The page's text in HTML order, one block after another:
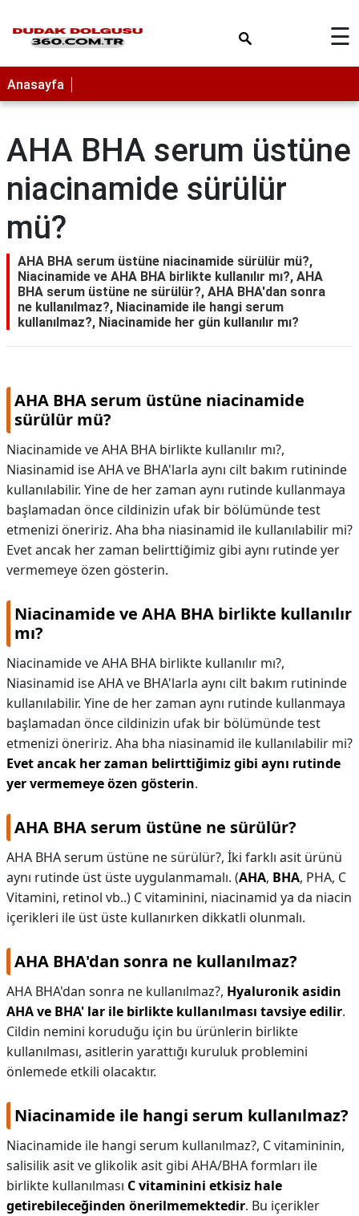
☰
Anasayfa
AHA BHA serum üstüne
niacinamide sürülür
mü?
AHA BHA serum üstüne niacinamide sürülür mü?,
Niacinamide ve AHA BHA birlikte kullanılır mı?, AHA
BHA serum üstüne ne sürülür?, AHA BHA'dan sonra
ne kullanılmaz?, Niacinamide ile hangi serum
kullanılmaz?, Niacinamide her gün kullanılır mı?
AHA BHA serum üstüne niacinamide
sürülür mü?
Niacinamide ve AHA BHA birlikte kullanılır mı?,
Niasinamid ise AHA ve BHA'larla aynı cilt bakım rutininde
kullanılabilir. Yine de her zaman aynı rutinde kullanmaya
başlamadan önce cildinizin ufak bir bölümünde test
etmenizi öneririz. Aha bha niasinamid ile kullanılabilir mi?
Evet ancak her zaman belirttiğimiz gibi aynı rutinde yer
vermemeye özen gösterin.
Niacinamide ve AHA BHA birlikte kullanılır
mı?
Niacinamide ve AHA BHA birlikte kullanılır mı?,
Niasinamid ise AHA ve BHA'larla aynı cilt bakım rutininde
kullanılabilir. Yine de her zaman aynı rutinde kullanmaya
başlamadan önce cildinizin ufak bir bölümünde test
etmenizi öneririz. Aha bha niasinamid ile kullanılabilir mi?
Evet ancak her zaman belirttiğimiz gibi aynı rutinde
yer vermemeye özen gösterin.
AHA BHA serum üstüne ne sürülür?
AHA BHA serum üstüne ne sürülür?, İki farklı asit ürünü
aynı rutinde üst üste uygulanmamalı. (AHA, BHA, PHA, C
Vitamini, retinol vb..) C vitaminini, niacinamid ya da niacin
içerikleri ile üst üste kullanırken dikkatli olunmalı.
AHA BHA'dan sonra ne kullanılmaz?
AHA BHA'dan sonra ne kullanılmaz?, Hyaluronik asidin
AHA ve BHA' lar ile birlikte kullanılması tavsiye edilir.
Cildin nemini koruduğu için bu ürünlerin birlikte
kullanılması, asitlerin yarattığı kuruluk problemini
önlemede etkili olacaktır.
Niacinamide ile hangi serum kullanılmaz?
Niacinamide ile hangi serum kullanılmaz?, C vitamininin,
salisilik asit ve glikolik asit gibi AHA/BHA formları ile
birlikte kullanılması C vitaminini etkisiz hale
getirebileceğinden önerilmemektedir. Bu içerikler